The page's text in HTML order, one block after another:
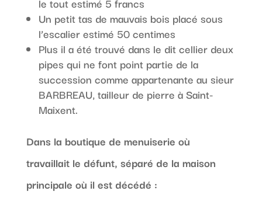
Un petit tas de mauvais bois placé sous
l’escalier estimé 50 centimes
Plus il a été trouvé dans le dit cellier deux
pipes qui ne font point partie de la
succession comme appartenante au sieur
BARBREAU, tailleur de pierre à Saint-
Maixent.
Dans la boutique de menuiserie où
travaillait le défunt, séparé de la maison
principale où il est décédé :